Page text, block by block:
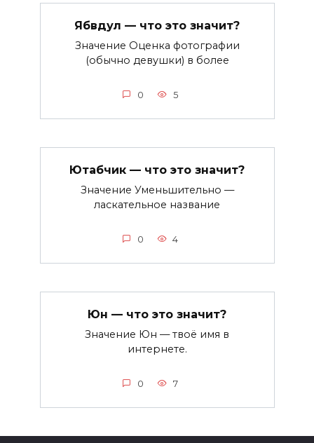
Ябвдул — что это значит?
Значение Оценка фотографии
(обычно девушки) в более
0 5
Ютабчик — что это значит?
Значение Уменьшительно —
ласкательное название
0 4
Юн — что это значит?
Значение Юн — твоё имя в
интернете.
0 7